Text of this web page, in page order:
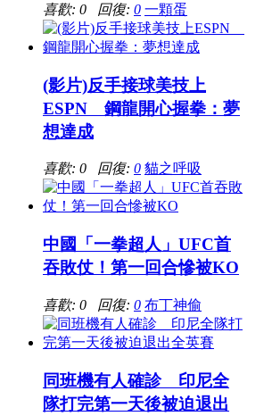
喜歡: 0 回復: 0 一顆蛋
(影片)反手接球美技上
ESPN 鋼龍開心握拳：夢
想達成
喜歡: 0 回復: 0 貓之呼吸
中國「一拳超人」UFC首
吞敗仗！第一回合慘被KO
喜歡: 0 回復: 0 布丁神偷
同班機有人確診 印尼全
隊打完第一天後被迫退出